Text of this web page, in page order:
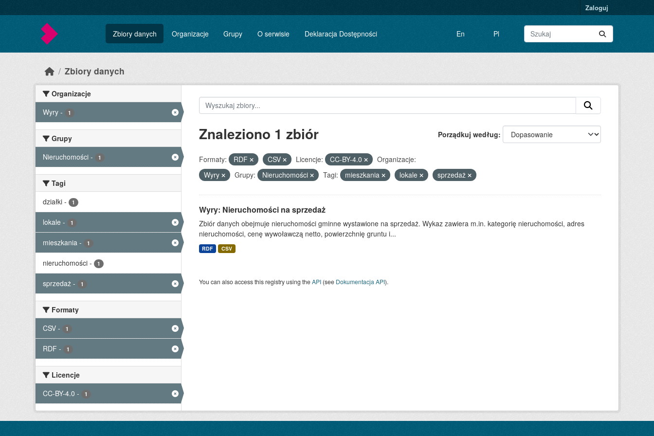
Zaloguj
Zbiory danych Organizacje Grupy O serwisie Deklaracja Dostępności En Pl
Zbiory danych
Organizacje
Wyry - 1
Grupy
Nieruchomości - 1
Tagi
działki - 1
lokale - 1
mieszkania - 1
nieruchomości - 1
sprzedaż - 1
Formaty
CSV - 1
RDF - 1
Licencje
CC-BY-4.0 - 1
Porządkuj według
Znaleziono 1 zbiór
Formaty: RDF CSV Licencje: CC-BY-4.0
Organizacje:
Wyry
Grupy: Nieruchomości Tagi: mieszkania lokale sprzedaż
Wyry: Nieruchomości na sprzedaż
Zbiór danych obejmuje nieruchomości gminne wystawione na sprzedaż. Wykaz zawiera m.in. kategorię nieruchomości, adres
nieruchomości, cenę wywoławczą netto, powierzchnię gruntu i...
RDF CSV
You can also access this registry using theAPI(see Dokumentacja API).